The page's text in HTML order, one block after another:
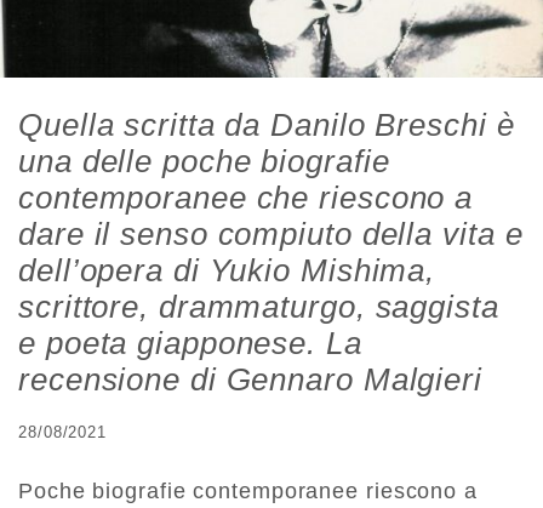
Quella scritta da Danilo Breschi è
una delle poche biografie
contemporanee che riescono a
dare il senso compiuto della vita e
dell’opera di Yukio Mishima,
scrittore, drammaturgo, saggista
e poeta giapponese. La
recensione di Gennaro Malgieri
28/08/2021
Poche biografie contemporanee riescono a